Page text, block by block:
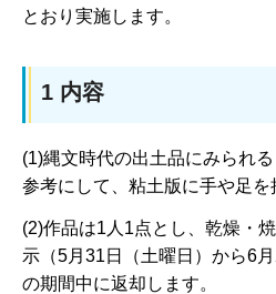
とおり実施します。
1 内容
(1)縄文時代の出土品にみられ
参考にして、粘土版に手や足を
(2)作品は1人1点とし、乾燥・
示（5月31日（土曜日）から6
の期間中に返却します。